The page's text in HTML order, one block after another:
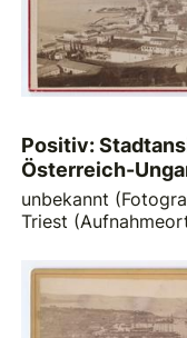
Positiv:
Österreich-
unbekannt
Triest